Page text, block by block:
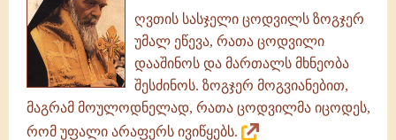
ღვთის სასჯელი ცოდვილს ზოგჯერ
უმალ ეწევა, რათა ცოდვილი
დააშინოს და მართალს მხნეობა
შესძინოს. ზოგჯერ მოგვიანებით,
მაგრამ მოულოდნელად, რათა ცოდვილმა იცოდეს,
რომ უფალი არაფერს ივიწყებს.